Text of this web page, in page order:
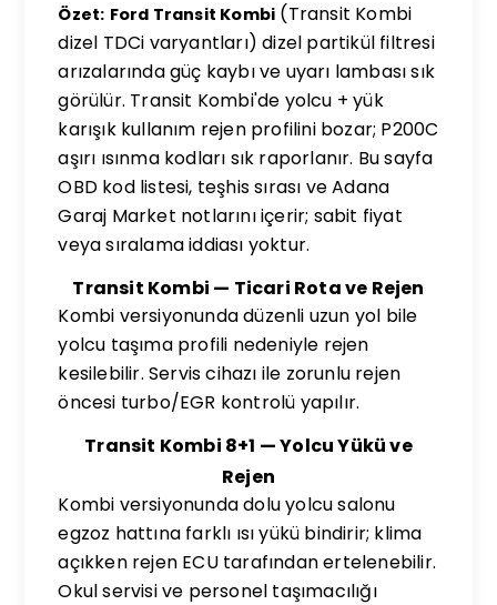
Özet: Ford Transit Kombi (Transit Kombi
dizel TDCi varyantları) dizel partikül filtresi
arızalarında güç kaybı ve uyarı lambası sık
görülür. Transit Kombi'de yolcu + yük
karışık kullanım rejen profilini bozar; P200C
aşırı ısınma kodları sık raporlanır. Bu sayfa
OBD kod listesi, teşhis sırası ve Adana
Garaj Market notlarını içerir; sabit fiyat
veya sıralama iddiası yoktur.
Transit Kombi — Ticari Rota ve Rejen
Kombi versiyonunda düzenli uzun yol bile
yolcu taşıma profili nedeniyle rejen
kesilebilir. Servis cihazı ile zorunlu rejen
öncesi turbo/EGR kontrolü yapılır.
Transit Kombi 8+1 — Yolcu Yükü ve
Rejen
Kombi versiyonunda dolu yolcu salonu
egzoz hattına farklı ısı yükü bindirir; klima
açıkken rejen ECU tarafından ertelenebilir.
Okul servisi ve personel taşımacılığı